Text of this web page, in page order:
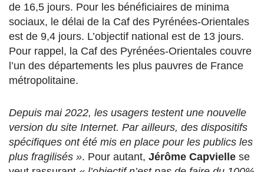
de 16,5 jours. Pour les bénéficiaires de minima
sociaux, le délai de la Caf des Pyrénées-Orientales
est de 9,4 jours. L’objectif national est de 13 jours.
Pour rappel, la Caf des Pyrénées-Orientales couvre
l’un des départements les plus pauvres de France
métropolitaine.
Depuis mai 2022, les usagers testent une nouvelle
version du site Internet. Par ailleurs, des dispositifs
spécifiques ont été mis en place pour les publics les
plus fragilisés ». Pour autant, Jérôme Capvielle se